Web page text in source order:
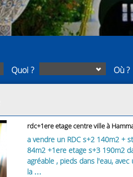
Quoi ? Où ?
rdc+1ere etage centre ville à
a vendre un RDC s+2 140m2 +
84m2 +1ere etage s+3 190m2
agréable , pieds dans l'eau,
la …